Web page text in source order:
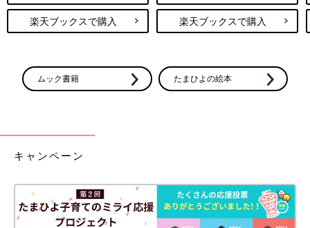
楽天ブックスで購入 楽天ブックスで購入
ムック書籍 たまひよの絵本
キャンペーン